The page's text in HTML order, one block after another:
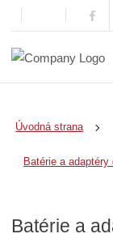
Úvodná strana
Batérie a
Batérie a